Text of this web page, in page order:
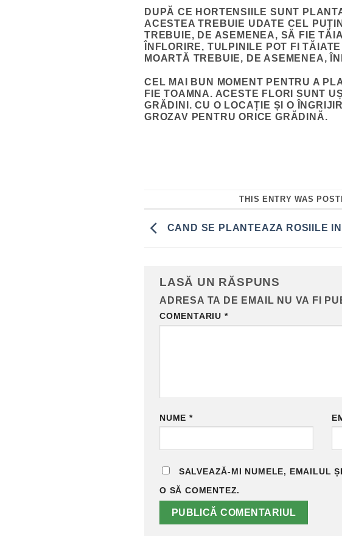
DUPĂ CE HORTENSIILE SUNT
ACESTEA TREBUIE UDATE CEL
TREBUIE, DE ASEMENEA, SĂ FIE
ÎNFLORIRE, TULPINILE POT FI
MOARTĂ TREBUIE, DE ASEMENEA,
CEL MAI BUN MOMENT PENTRU A
FIE TOAMNA. ACESTE FLORI SUNT
GRĂDINI. CU O LOCAȚIE ȘI O
GROZAV PENTRU ORICE GRĂDINĂ.
THIS ENTRY WAS
CAND SE PLANTEAZA ROSIILE
LASĂ UN RĂSPUNS
ADRESA TA DE EMAIL NU VA FI
COMENTARIU *
NUME *
SALVEAZĂ-MI NUMELE, EMAILUL
O SĂ COMENTEZ.